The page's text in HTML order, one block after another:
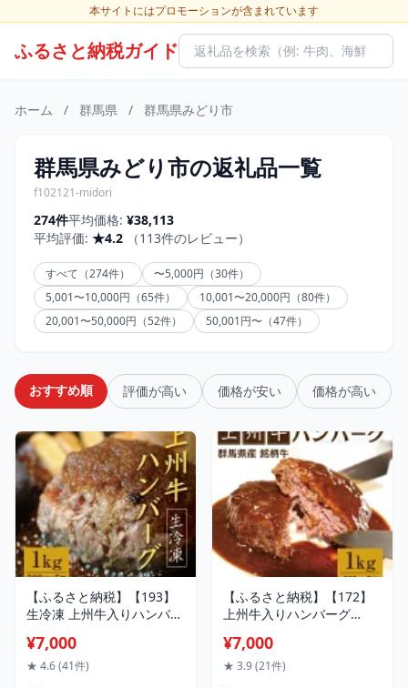
本サイトにはプロモーションが含まれています
ふるさと納税ガイド
ホーム / 群馬県 / 群馬県みどり市
群馬県みどり市の返礼品一覧
f102121-midori
274件平均価格: ¥38,113
平均評価: ★4.2 （113件のレビュー）
すべて（274件）
〜5,000円（30件）
5,001〜10,000円（65件）
10,001〜20,000円（80件）
20,001〜50,000円（52件）
50,001円〜（47件）
おすすめ順 評価が高い 価格が安い 価格が高い
【ふるさと納税】【193】
生冷凍 上州牛入りハンバー
¥7,000
★ 4.6 (41件)
【ふるさと納税】【172】
上州牛入りハンバーグ
¥7,000
★ 3.9 (21件)